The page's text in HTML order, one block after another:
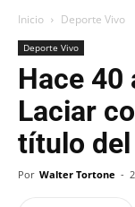
Inicio Deporte Vivo
Deporte Vivo
Hace 40
Laciar
título
Por Walter Tortone -